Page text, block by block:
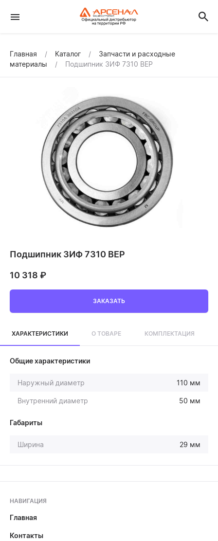
Главная Каталог
Запчасти и расходные
материалы
Подшипник ЗИФ 7310 ВЕР
Подшипник ЗИФ 7310 ВЕР
10 318 ₽
ЗАКАЗАТЬ
ХАРАКТЕРИСТИКИ О ТОВАРЕ КОМПЛЕКТАЦИЯ
Общие характеристики
Наружный диаметр 110 мм
Внутренний диаметр 50 мм
Габариты
Ширина 29 мм
НАВИГАЦИЯ
Главная
Контакты